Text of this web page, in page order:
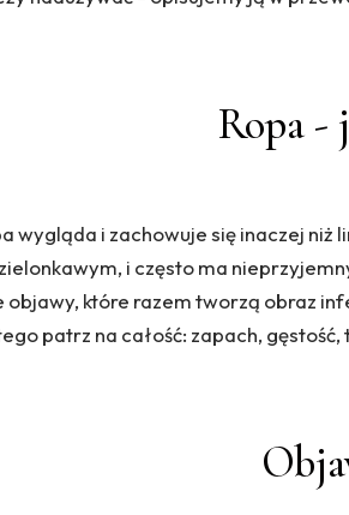
Ropa -
wygląda i zachowuje się inaczej
i często ma
objawy, które razem tworzą obraz
patrz na całość: zapach,